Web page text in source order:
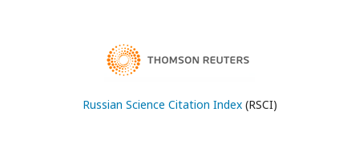
Russian Science Citation Index(RSCI)